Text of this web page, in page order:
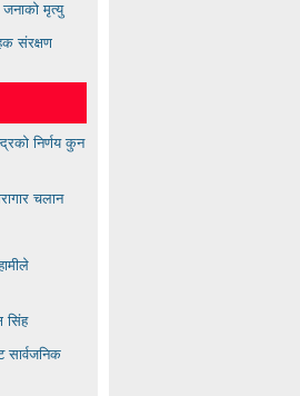
जनाको मृत्यु
संरक्षण
निर्णय कुन
चलान
सिंह
सार्वजनिक